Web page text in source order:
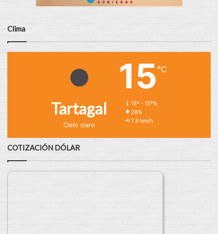
Clima
Tartagal
Cielo claro
15 ℃
15º - 15º%
28%
7.9 km/h
COTIZACIÓN DÓLAR